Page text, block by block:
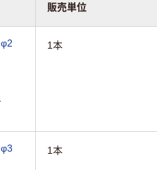
販売単位
1本
1本